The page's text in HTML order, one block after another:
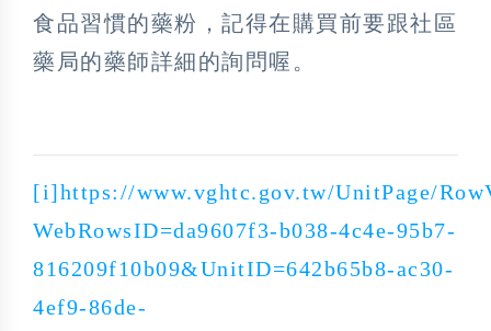
食品習慣的藥粉，記得在購買前要跟社區
藥局的藥師詳細的詢問喔。
[i]https://www.vghtc.gov.tw/UnitPage/
WebRowsID=da9607f3-b038-4c4e-95b7-
816209f10b09&UnitID=642b65b8-ac30-
4ef9-86de-